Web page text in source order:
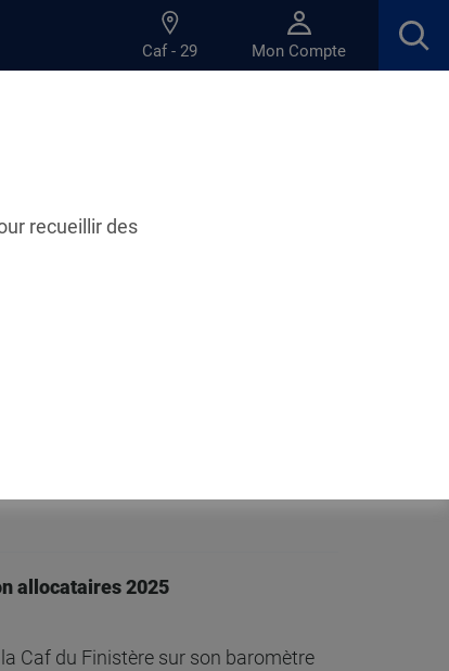
recueillir des
Caf - 29 Mon Compte
près des familles
allocataires 2025
Caf du Finistère sur son baromètre